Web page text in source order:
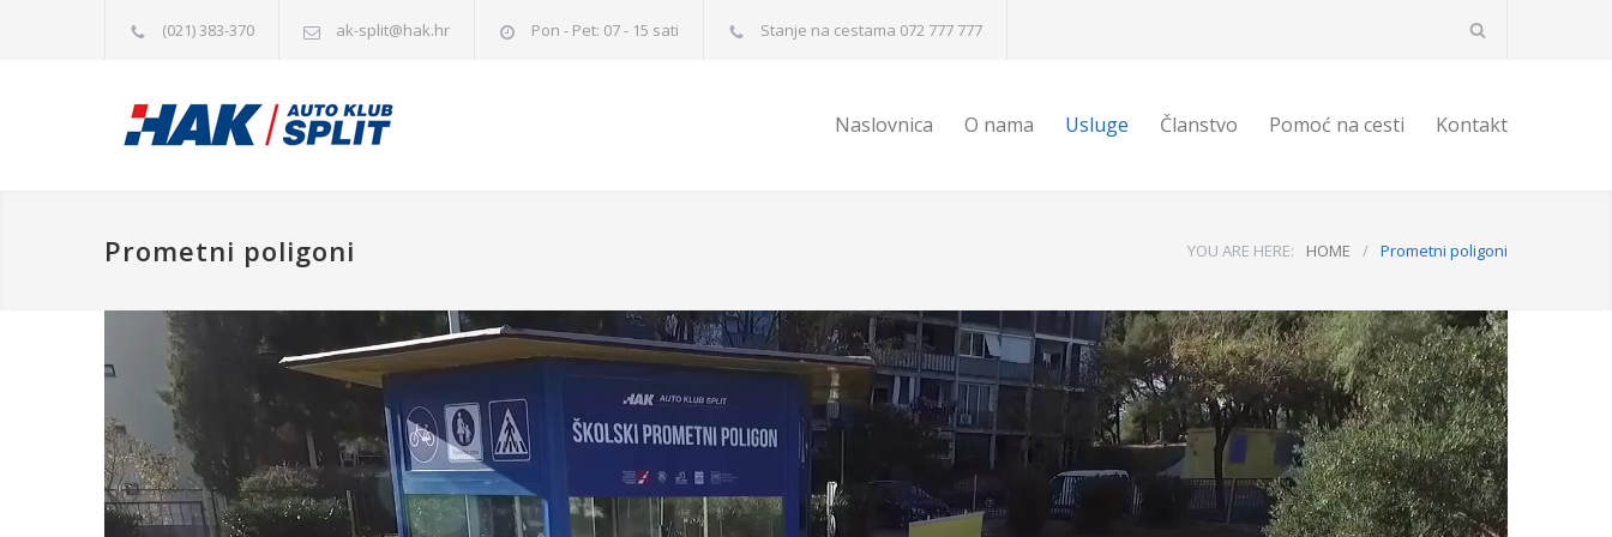
(021) 383-370 ak-split@hak.hr Pon - Pet: 07 - 15 sati Stanje na cestama 072 777 777
Naslovnica O nama Usluge Članstvo Pomoć na cesti Kontakt
Prometni poligoni YOU ARE HERE: HOME / Prometni poligoni